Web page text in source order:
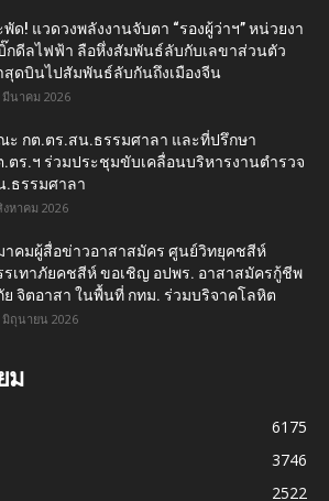
พัด! แวดวงพลังงานจับตา “รองผู้ว่าฯ” หน่วยงา
กดีลไฟฟ้า ลือหึ่งสัมพันธ์ลับกับเลขาส่วนตัว
สุดบินไปสัมพันธ์ลับกันถึงเมืองจีน
มีนาคม 2026
ะ กต.ตร.สน.ธรรมศาลา และที่ปรึกษา
.ตร.ฯ ร่วมประชุมขับเคลื่อนบริหารงานตำรวจ
.ธรรมศาลา
งหาคม 2026
าคมผู้สื่อข่าวอาสาสมัคร ศูนย์วิทยุคชสีห์
รเทาภัยคชสีห์ ขอเชิญ อปพร. อาสาสมัครกู้ชีพ
ย จิตอาสา ในพื้นที่ กทม. ร่วมบริจาคโลหิต
มิถุนายน 2026
ม
6175
3746
2522